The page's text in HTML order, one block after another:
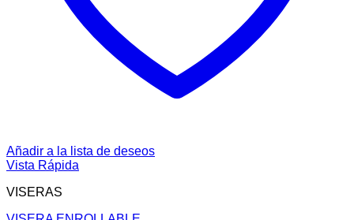
Añadir a la lista de deseos
Vista Rápida
VISERAS